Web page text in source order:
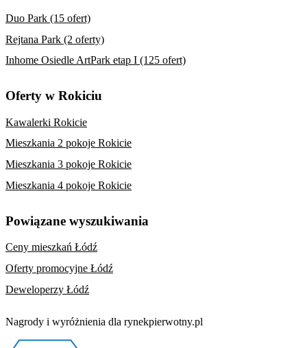
Duo Park (15 ofert)
Rejtana Park (2 oferty)
Inhome Osiedle ArtPark etap I (125 ofert)
Oferty w Rokiciu
Kawalerki Rokicie
Mieszkania 2 pokoje Rokicie
Mieszkania 3 pokoje Rokicie
Mieszkania 4 pokoje Rokicie
Powiązane wyszukiwania
Ceny mieszkań Łódź
Oferty promocyjne Łódź
Deweloperzy Łódź
Nagrody i wyróżnienia dla rynekpierwotny.pl